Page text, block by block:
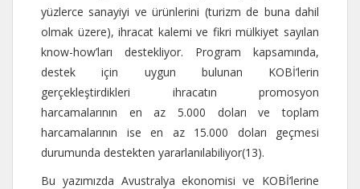
yüzlerce sanayiyi ve ürünlerini (turizm de buna dahil
olmak üzere), ihracat kalemi ve fikri mülkiyet sayılan
know-how’ları destekliyor. Program kapsamında,
destek için uygun bulunan KOBİ’lerin
gerçekleştirdikleri ihracatın promosyon
harcamalarının en az 5.000 doları ve toplam
harcamalarının ise en az 15.000 doları geçmesi
durumunda destekten yararlanılabiliyor(13).
Bu yazımızda Avustralya ekonomisi ve KOBİ’lerine